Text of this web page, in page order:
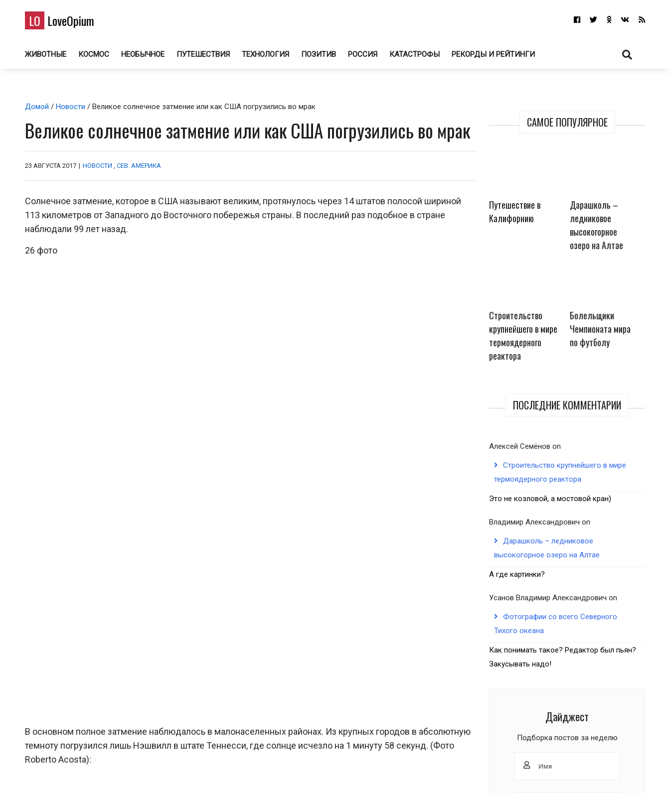
LO LoveOpium
ЖИВОТНЫЕ КОСМОС НЕОБЫЧНОЕ ПУТЕШЕСТВИЯ ТЕХНОЛОГИЯ ПОЗИТИВ РОССИЯ КАТАСТРОФЫ РЕКОРДЫ И РЕЙТИНГИ
САМОЕ ПОПУЛЯРНОЕ
Путешествие в
Калифорнию
Дарашколь –
ледниковое
высокогорное
озеро на Алтае
Строительство
крупнейшего в мире
термоядерного
реактора
Болельщики
Чемпионата мира
по футболу
ПОСЛЕДНИЕ КОММЕНТАРИИ
Алексей Семёнов on
Строительство крупнейшего в мире
термоядерного реактора
Это не козловой, а мостовой кран)
Владимир Александрович on
Дарашколь – ледниковое
высокогорное озеро на Алтае
А где картинки?
Усанов Владимир Александрович on
Фотографии со всего Северного
Тихого океана
Как понимать такое? Редактор был пьян?
Закусывать надо!
Дайджест
Подборка постов за неделю
Домой / Новости / Великое солнечное затмение или как США погрузились во мрак
Великое солнечное затмение или как США погрузились во мрак
23 АВГУСТА 2017 | НОВОСТИ , СЕВ. АМЕРИКА
Солнечное затмение, которое в США называют великим, протянулось через 14 штатов полосой шириной
113 километров от Западного до Восточного побережья страны. В последний раз подобное в стране
наблюдали 99 лет назад.
26 фото
В основном полное затмение наблюдалось в малонаселенных районах. Из крупных городов в абсолютную
темноту погрузился лишь Нэшвилл в штате Теннесси, где солнце исчезло на 1 минуту 58 секунд. (Фото
Roberto Acosta):